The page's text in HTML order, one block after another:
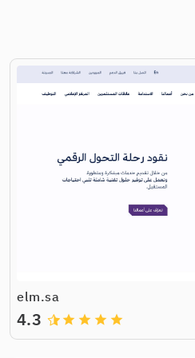
elm.sa
grade
grade
grade
grade
4.3